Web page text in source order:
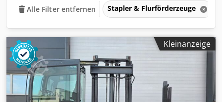
Alle Filter entfernen Stapler & Flurförderzeuge
Kleinanzeige